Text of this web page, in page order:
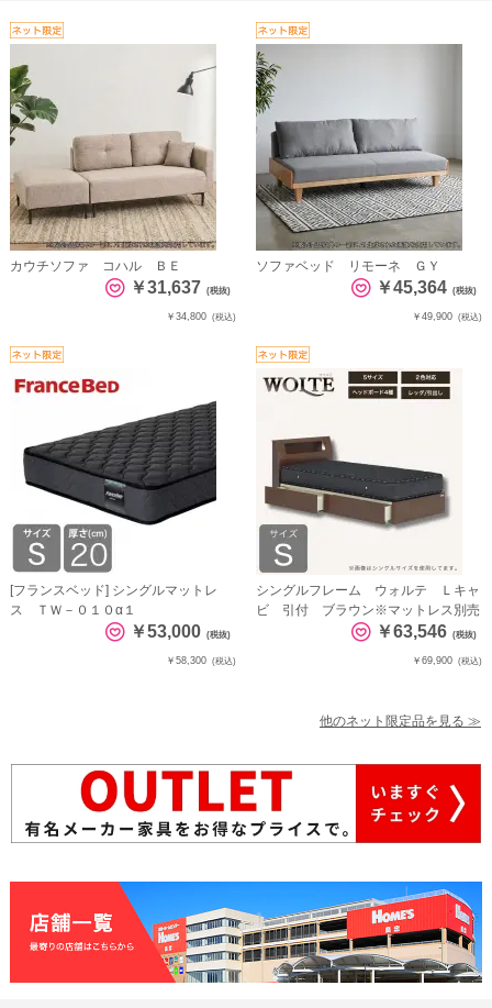
カウチソファ コハル ＢＥ
￥31,637 (税抜)
￥34,800 (税込)
ソファベッド リモーネ ＧＹ
￥45,364 (税抜)
￥49,900 (税込)
[フランスベッド] シングルマットレ
ス ＴＷ－０１０α１
￥53,000 (税抜)
￥58,300 (税込)
シングルフレーム ウォルテ Ｌキャ
ビ 引付 ブラウン※マットレス別売
￥63,546 (税抜)
￥69,900 (税込)
他のネット限定品を見る ≫